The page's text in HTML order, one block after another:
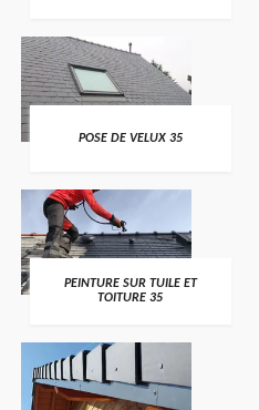
POSE DE VELUX 35
PEINTURE SUR TUILE ET
TOITURE 35